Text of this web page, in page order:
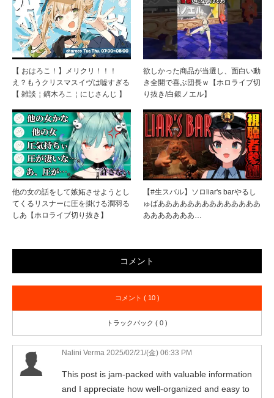
【 おはろこ！】メリクリ！！！
え？もうクリスマスイヴは嘘すぎる
【 雑談￤鏑木ろこ￤にじさんじ 】
欲しかった商品が当選し、面白い動
き全開で喜ぶ団長ｗ【ホロライブ切
り抜き/白銀ノエル】
他の女の話をして嫉妬させようとし
てくるリスナーに圧を掛ける潤羽る
しあ【ホロライブ切り抜き】
【#生スバル】ソロliar's barやるし
ゅばああああああああああああああ
あああああああ…
コメント
コメント ( 10 )
トラックバック ( 0 )
Nalini Verma 2025/02/21/(金) 06:33 PM
This post is jam-packed with valuable information
and I appreciate how well-organized and easy to